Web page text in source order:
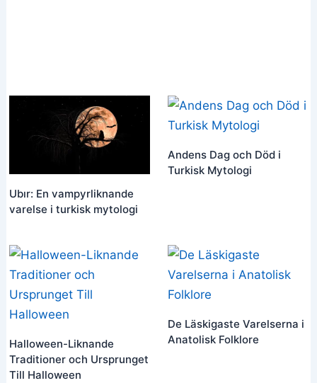
Ubır: En vampyrliknande
varelse i turkisk mytologi
Andens Dag och Död i
Turkisk Mytologi
Halloween-Liknande
Traditioner och Ursprunget
Till Halloween
De Läskigaste Varelserna i
Anatolisk Folklore